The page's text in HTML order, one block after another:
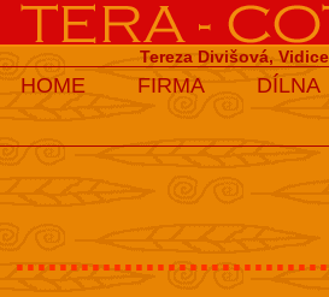
Tereza Divišová,
HOME FIRMA DÍLNA